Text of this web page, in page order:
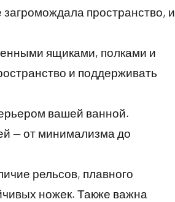
пространство, и
ящиками, полками и
и поддерживать
вашей ванной.
— от минимализма до
рельсов, плавного
ножек. Также важна